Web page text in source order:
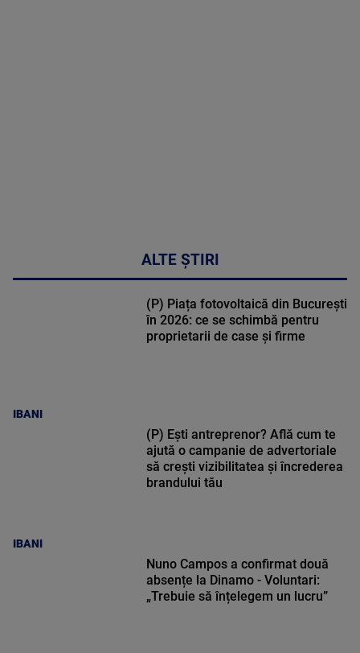
ALTE ȘTIRI
IBANI
(P) Piața fotovoltaică din București
în 2026: ce se schimbă pentru
proprietarii de case și firme
IBANI
(P) Ești antreprenor? Află cum te
ajută o campanie de advertoriale
să crești vizibilitatea și încrederea
brandului tău
Nuno Campos a confirmat două
absențe la Dinamo - Voluntari:
„Trebuie să înțelegem un lucru”